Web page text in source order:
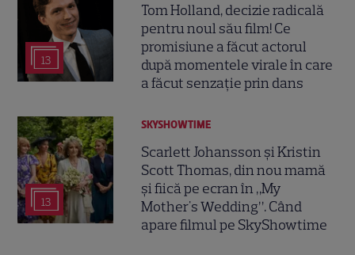
13
Tom Holland, decizie radicală
pentru noul său film! Ce
promisiune a făcut actorul
după momentele virale în care
a făcut senzație prin dans
13
SKYSHOWTIME
Scarlett Johansson și Kristin
Scott Thomas, din nou mamă
și fiică pe ecran în „My
Mother's Wedding”. Când
apare filmul pe SkyShowtime